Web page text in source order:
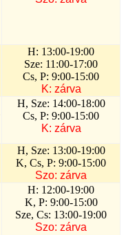
H: 13:00-19:00
Sze: 11:00-17:00
Cs, P: 9:00-15:00
K: zárva
H, Sze: 14:00-18:00
Cs, P: 9:00-15:00
K: zárva
H, Sze: 13:00-19:00
K, Cs, P: 9:00-15:00
Szo: zárva
H: 12:00-19:00
K, P: 9:00-15:00
Sze, Cs: 13:00-19:00
Szo: zárva